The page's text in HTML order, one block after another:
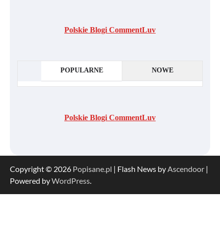
Polskie Blogi CommentLuv
POPULARNE NOWE
Polskie Blogi CommentLuv
Copyright © 2026 Popisane.pl | Flash News byAscendoor |
Powered byWordPress.